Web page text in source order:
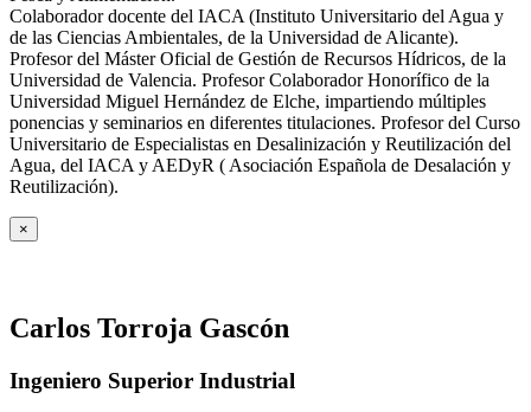
Colaborador docente del IACA (Instituto Universitario del Agua y
de las Ciencias Ambientales, de la Universidad de Alicante).
Profesor del Máster Oficial de Gestión de Recursos Hídricos, de la
Universidad de Valencia. Profesor Colaborador Honorífico de la
Universidad Miguel Hernández de Elche, impartiendo múltiples
ponencias y seminarios en diferentes titulaciones. Profesor del Curso
Universitario de Especialistas en Desalinización y Reutilización del
Agua, del IACA y AEDyR ( Asociación Española de Desalación y
Reutilización).
×
Carlos Torroja Gascón
Ingeniero Superior Industrial